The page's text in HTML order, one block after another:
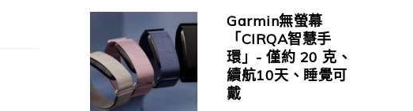
Garmin無螢幕
「CIRQA智慧手
環」- 僅約 20 克、
續航10天、睡覺可
戴